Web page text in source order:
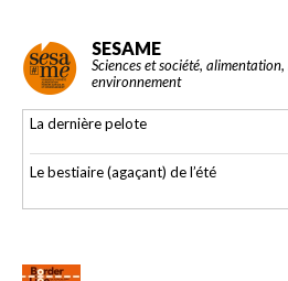
SESAME
Sciences et société,
environnement
La dernière pelote
Le bestiaire (agaçant) de l’été